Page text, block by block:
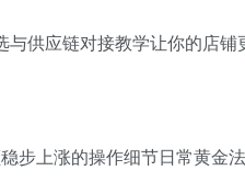
与供应链对接教学让你的店铺
步上涨的操作细节日常黄金